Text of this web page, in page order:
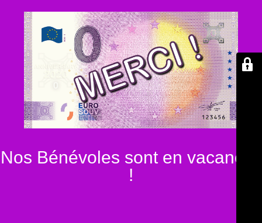
Nos Bénévoles sont en vacances
!